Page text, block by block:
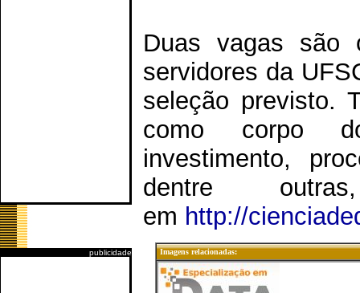
publicidade
Duas vagas são
servidores da
seleção previsto.
como corpo
investimento,
dentre
em http://
Imagens relacionadas: